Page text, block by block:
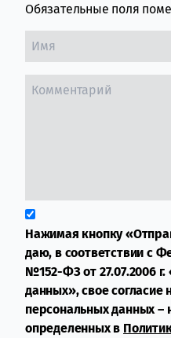
Обязательные поля
Нажимая кнопку
даю, в соответствии с
№152-ФЗ от 27.07.2006
данных», свое согласие
персональных данных –
определенных в